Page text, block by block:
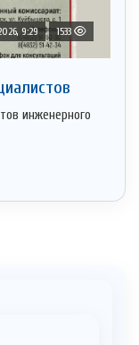
9:29 1533
инженерного